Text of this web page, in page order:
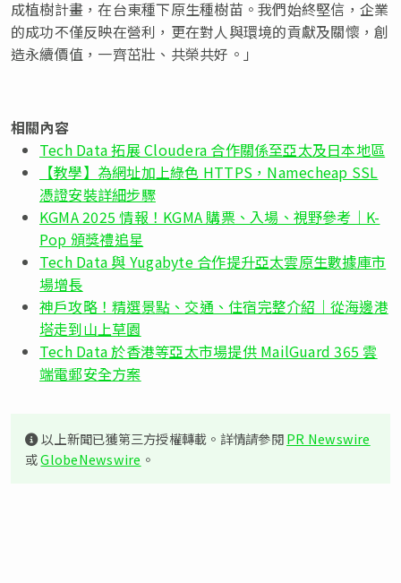
成植樹計畫，在台東種下原生種樹苗。我們始終堅信，企業
的成功不僅反映在營利，更在對人與環境的貢獻及關懷，創
造永續價值，一齊茁壯、共榮共好。」
相關內容
Tech Data 拓展 Cloudera 合作關係至亞太及日本地區
【教學】為網址加上綠色 HTTPS，Namecheap SSL
憑證安裝詳細步驟
KGMA 2025 情報！KGMA 購票、入場、視野參考｜K-
Pop 頒獎禮追星
Tech Data 與 Yugabyte 合作提升亞太雲原生數據庫市
場增長
神戶攻略！精選景點、交通、住宿完整介紹｜從海邊港
塔走到山上草園
Tech Data 於香港等亞太市場提供 MailGuard 365 雲
端電郵安全方案
以上新聞已獲第三方授權轉載。詳情請參閱PR Newswire
或GlobeNewswire 。